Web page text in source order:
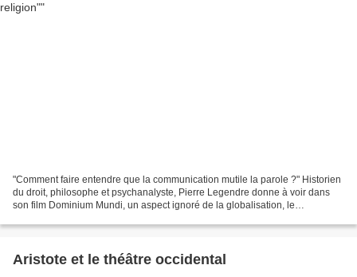
"Comment faire entendre que la communication mutile la parole ?" Historien
du droit, philosophe et psychanalyste, Pierre Legendre donne à voir dans
son film Dominium Mundi, un aspect ignoré de la globalisation, le
Aristote et le théâtre occidental